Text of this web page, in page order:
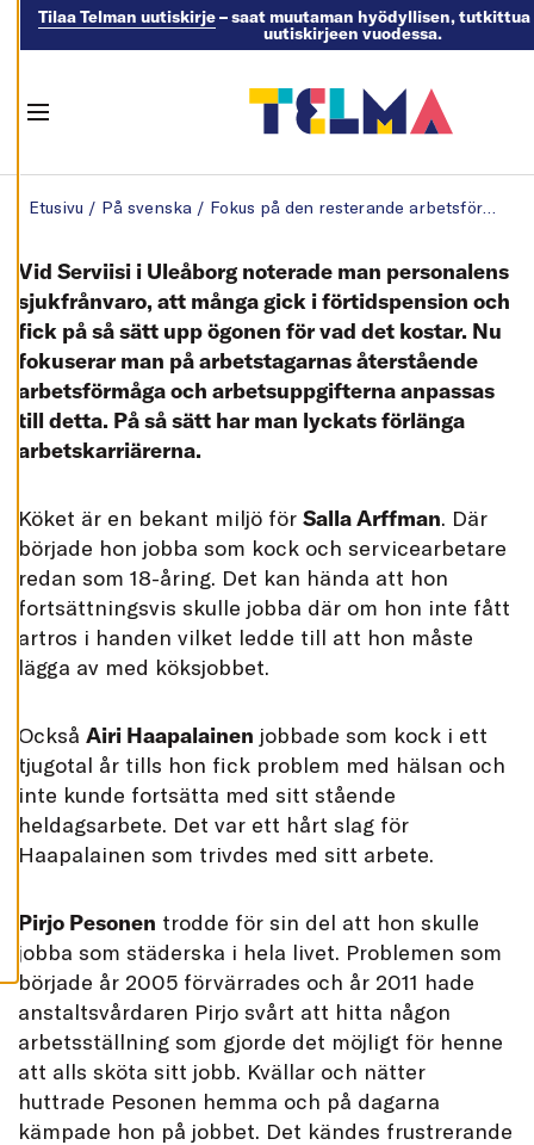
och kan ändra dem
cookies.
E
R
A
O
O
K
I
S
A
V
V
A
A
A
A
C
C
R
A
L
A
C
O
O
E
S
Tilaa Telman uutiskirje– saat muutaman hyödyllisen,
uutiskirjeen vuodessa.
Etusivu / På svenska / Fokus på den resterande arbetsförmågan
Vid Serviisi i Uleåborg noterade man personalens
sjukfrånvaro, att många gick i förtidspension och
fick på så sätt upp ögonen för vad det kostar. Nu
fokuserar man på arbetstagarnas återstående
arbetsförmåga och arbetsuppgifterna anpassas
till detta. På så sätt har man lyckats förlänga
arbetskarriärerna.
Köket är en bekant miljö för Salla Arffman. Där
började hon jobba som kock och servicearbetare
redan som 18-åring. Det kan hända att hon
fortsättningsvis skulle jobba där om hon inte fått
artros i handen vilket ledde till att hon måste
lägga av med köksjobbet.
Också Airi Haapalainen jobbade som kock i ett
tjugotal år tills hon fick problem med hälsan och
inte kunde fortsätta med sitt stående
heldagsarbete. Det var ett hårt slag för
Haapalainen som trivdes med sitt arbete.
Pirjo Pesonen trodde för sin del att hon skulle
jobba som städerska i hela livet. Problemen som
började år 2005 förvärrades och år 2011 hade
anstaltsvårdaren Pirjo svårt att hitta någon
arbetsställning som gjorde det möjligt för henne
att alls sköta sitt jobb. Kvällar och nätter
huttrade Pesonen hemma och på dagarna
kämpade hon på jobbet. Det kändes frustrerande